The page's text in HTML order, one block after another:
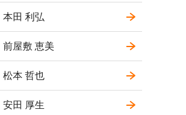
本田 利弘
前屋敷 恵美
松本 哲也
安田 厚生